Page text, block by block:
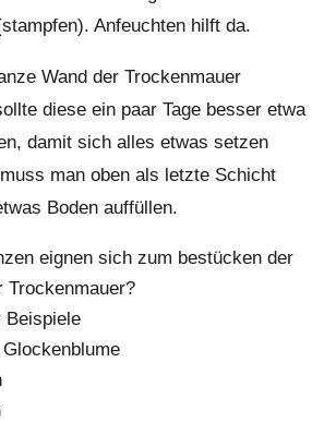
Anfeuchten hilft da.
Wand der Trockenmauer
diese ein paar Tage besser etwa
damit sich alles etwas setzen
man oben als letzte Schicht
Boden auffüllen.
eignen sich zum bestücken der
Trockenmauer?
Beispiele